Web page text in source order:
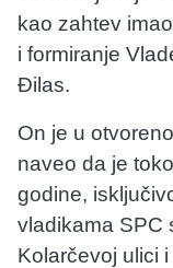
kao zahtev
i formiranje
Đilas.
On je u
naveo da je
godine,
vladikama SPC
Kolarčevoj ulici